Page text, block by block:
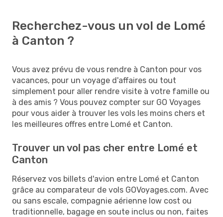
Recherchez-vous un vol de Lomé
à Canton ?
Vous avez prévu de vous rendre à Canton pour vos
vacances, pour un voyage d'affaires ou tout
simplement pour aller rendre visite à votre famille ou
à des amis ? Vous pouvez compter sur GO Voyages
pour vous aider à trouver les vols les moins chers et
les meilleures offres entre Lomé et Canton.
Trouver un vol pas cher entre Lomé et
Canton
Réservez vos billets d'avion entre Lomé et Canton
grâce au comparateur de vols GOVoyages.com. Avec
ou sans escale, compagnie aérienne low cost ou
traditionnelle, bagage en soute inclus ou non, faites